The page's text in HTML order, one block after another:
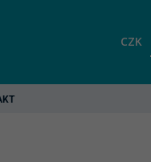
CZK